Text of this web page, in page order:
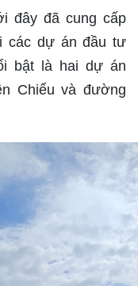
đây đã cung cấp
các dự án đầu tư
bật là hai dự án
Chiểu và đường